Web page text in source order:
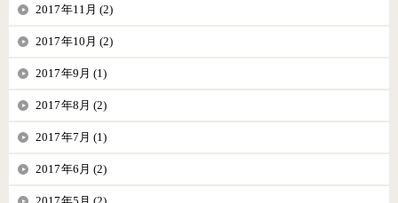
2017年11月 (2)
2017年10月 (2)
2017年9月 (1)
2017年8月 (2)
2017年7月 (1)
2017年6月 (2)